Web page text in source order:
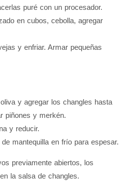
puré con un procesador.
en cubos, cebolla, agregar
y enfriar. Armar pequeñas
y agregar los changles hasta
piñones y merkén.
y reducir.
mantequilla en frío para espesar.
previamente abiertos, los
la salsa de changles.